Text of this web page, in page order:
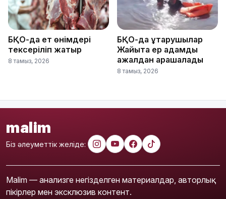
БҚО-да ет өнімдері
тексеріліп жатыр
8 тамыз, 2026
БҚО-да құтқарушылар
Жайықта ер адамды
ажалдан арашалады
8 тамыз, 2026
malim
Біз әлеуметтік желіде:
Malim — анализге негізделген материалдар, авторлық
пікірлер мен эксклюзив контент.